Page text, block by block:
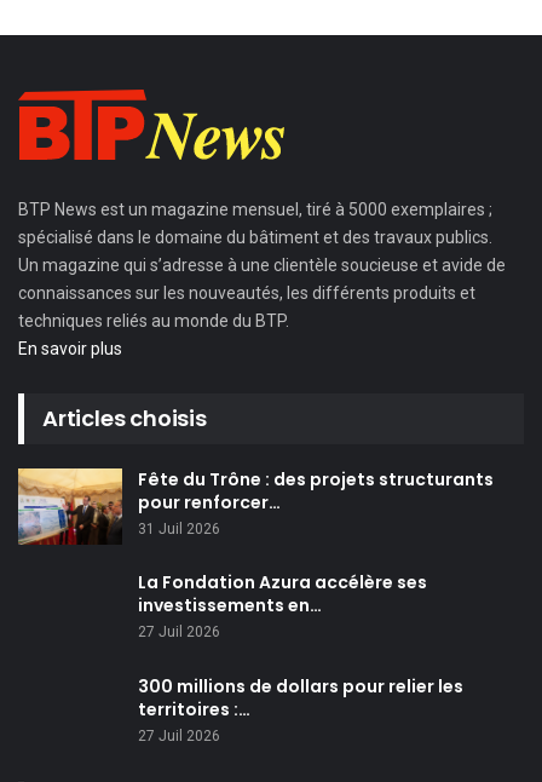
BTP News est un magazine mensuel, tiré à 5000 exemplaires ;
spécialisé dans le domaine du bâtiment et des travaux publics.
Un magazine qui s’adresse à une clientèle soucieuse et avide de
connaissances sur les nouveautés, les différents produits et
techniques reliés au monde du BTP.
En savoir plus
Articles choisis
Fête du Trône : des projets structurants
pour renforcer…
31 Juil 2026
La Fondation Azura accélère ses
investissements en…
27 Juil 2026
300 millions de dollars pour relier les
territoires :…
27 Juil 2026